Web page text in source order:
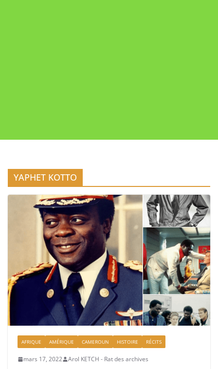
YAPHET KOTTO
AFRIQUE AMÉRIQUE CAMEROUN HISTOIRE RÉCITS
mars 17, 2022 Arol KETCH - Rat des archives